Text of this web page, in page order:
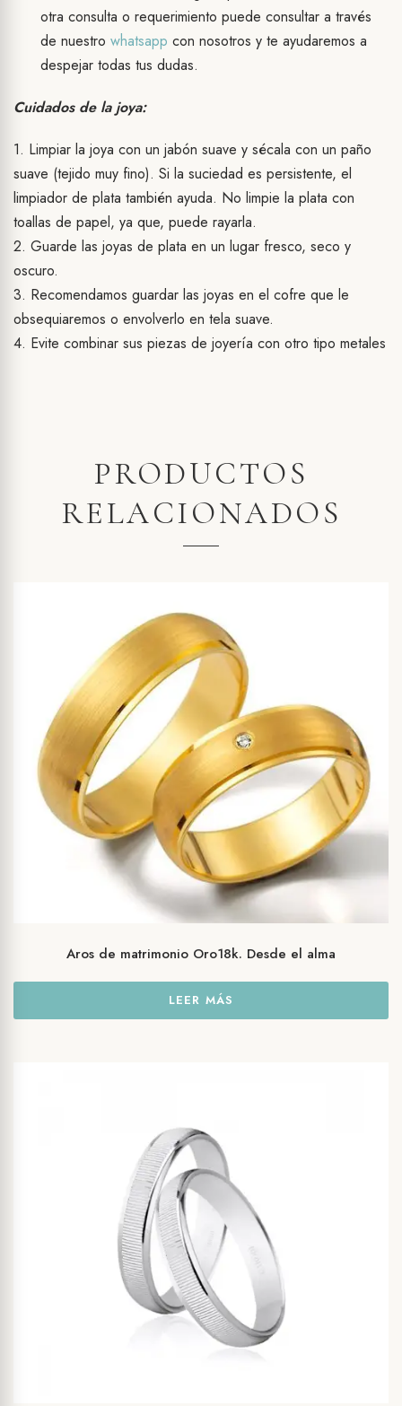
otra consulta o requerimiento puede consultar a través
de nuestro whatsapp con nosotros y te ayudaremos a
despejar todas tus dudas.
Cuidados de la joya:
1. Limpiar la joya con un jabón suave y sécala con un paño
suave (tejido muy fino). Si la suciedad es persistente, el
limpiador de plata también ayuda. No limpie la plata con
toallas de papel, ya que, puede rayarla.
2. Guarde las joyas de plata en un lugar fresco, seco y
oscuro.
3. Recomendamos guardar las joyas en el cofre que le
obsequiaremos o envolverlo en tela suave.
4. Evite combinar sus piezas de joyería con otro tipo metales
PRODUCTOS
RELACIONADOS
Aros de matrimonio Oro18k. Desde el alma
LEER MÁS